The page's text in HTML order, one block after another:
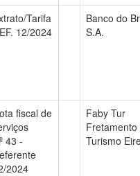
Tarifa
12/2024
Banco do
S.A.
fiscal de
43 -
2024
Faby Tur
Fretamento
Turismo